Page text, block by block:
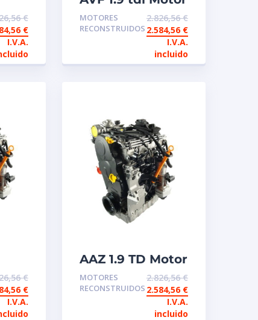
€
€
I.V.A.
de intercambio
reconstruido
MOTORES
RECONSTRUIDOS
2.826,56€
2.584,56 €
I.V.A.
incluido
€
€
I.V.A.
AAZ 1.9 TD Motor
de intercambio
reconstruido
MOTORES
RECONSTRUIDOS
2.826,56€
2.584,56 €
I.V.A.
incluido